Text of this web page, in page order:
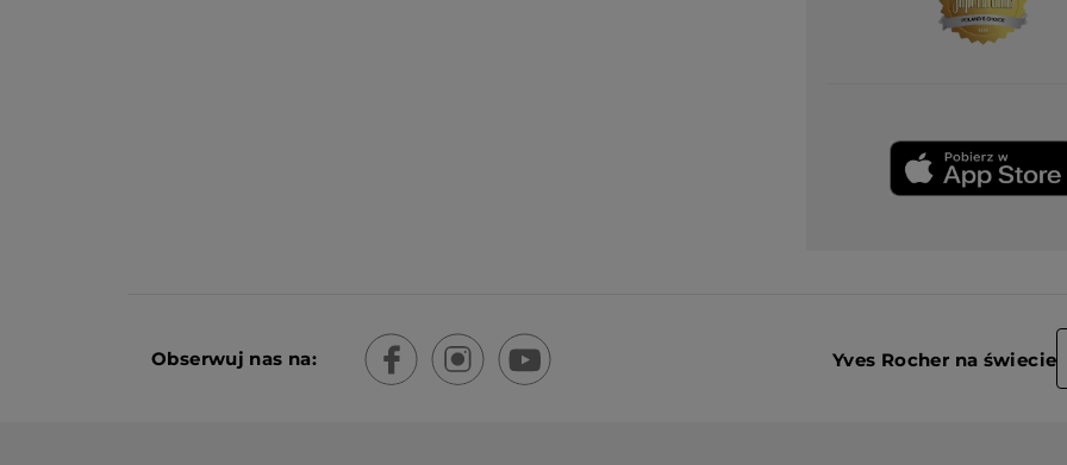
Obserwuj nas na: Yves Rocher na świecie